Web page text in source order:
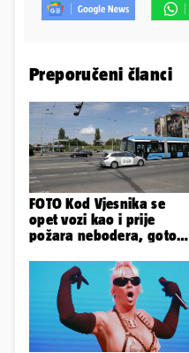
Preporučeni članci
FOTO Kod Vjesnika se
opet vozi kao i prije
požara nebodera, gotovi